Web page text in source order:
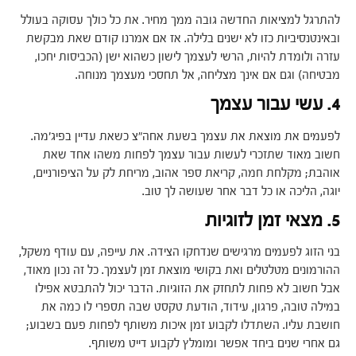
להתרגל למציאות החדשה גובה ממך מחיר. את כל כולך עסוקה בעולל
ובאינטנסיביות כזו לא ישנים בלילה. אז אם אמרנו קודם שאת מבקשת
עזרה ולומדת להיות, הרשי לעצמך לישון כשהוא ישן (הכביסות יחכו,
מבטיחה) וגם אם אינך מצליחה, אל תחסכי מעצמך מנוחה.
4. עשי עבור עצמך
לפעמים את מוצאת את עצמך בשעת אחה״צ כשאת עדיין בפיג׳מה.
חשוב מאוד שתזכרי לעשות עבור עצמך לפחות משהו אחד שאת
אוהבת; מקלחת חמה, קריאת ספר אהוב, מריחת לק על הציפורניים,
יוגה, הליכה או כל דבר אחר שעושה לך טוב.
5. מצאי זמן לזוגיות
בני הזוג לפעמים מרגישים שנדחקו הצידה. את עייפה, עם עודף משקל,
ההורמונים מטלטלים ואת בקושי מוצאת זמן לעצמך. כל זה נכון מאוד,
אבל חשוב לא פחות לתחזק את הזוגיות. הדבר יכול להתבטא אפילו
במילה טובה, פרגון, עידוד, הודעת טקסט שבה תספרי לו כמה את
חושבת עליו. השתדלו לקבוע זמן איכות משותף לפחות פעם בשבוע;
גם אחרי שנים ביחד אפשר ומומלץ לקבוע דייט משותף.